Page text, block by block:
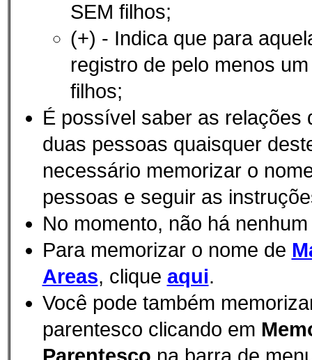
SEM filhos;
(+) - Indica que para
registro de pelo menos
filhos;
É possí­vel saber as relações
duas pessoas quaisquer
necessário memorizar o
pessoas e seguir as
No momento, não há
Para memorizar o nome de
Areas, clique aqui.
Você pode também
parentesco clicando em